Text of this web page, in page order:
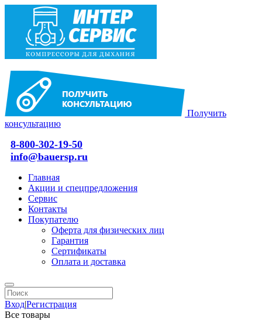
Получить
консультацию
8-800-302-19-50
info@bauersp.ru
Главная
Акции и спецпредложения
Сервис
Контакты
Покупателю
Оферта для физических лиц
Гарантия
Сертификаты
Оплата и доставка
Вход|Регистрация
Все товары